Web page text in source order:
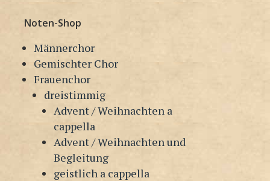
Inhalt
springen
Noten-Shop
Männerchor
Gemischter Chor
Frauenchor
dreistimmig
Advent / Weihnachten a
cappella
Advent / Weihnachten und
Begleitung
geistlich a cappella